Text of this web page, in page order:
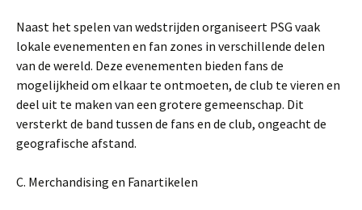
Naast het spelen van wedstrijden organiseert PSG vaak
lokale evenementen en fan zones in verschillende delen
van de wereld. Deze evenementen bieden fans de
mogelijkheid om elkaar te ontmoeten, de club te vieren en
deel uit te maken van een grotere gemeenschap. Dit
versterkt de band tussen de fans en de club, ongeacht de
geografische afstand.
C. Merchandising en Fanartikelen